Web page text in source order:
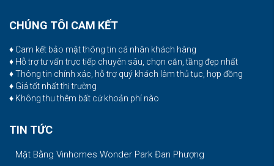
CHÚNG TÔI CAM KẾT
♦ Cam kết bảo mật thông tin cá nhân khách hàng
♦ Hỗ trợ tư vấn trực tiếp chuyên sâu, chọn căn, tầng đẹp nhất
♦ Thông tin chính xác, hỗ trợ quý khách làm thủ tục, hợp đồng
♦ Giá tốt nhất thị trường
♦ Không thu thêm bất cứ khoản phí nào
TIN TỨC
Mặt Bằng Vinhomes Wonder Park Đan Phượng